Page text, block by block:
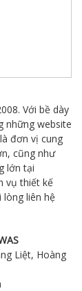
Với bề dày
những website
đơn vị cung
cũng như
lớn tại
vụ thiết kế
liên hệ
Liệt, Hoàng